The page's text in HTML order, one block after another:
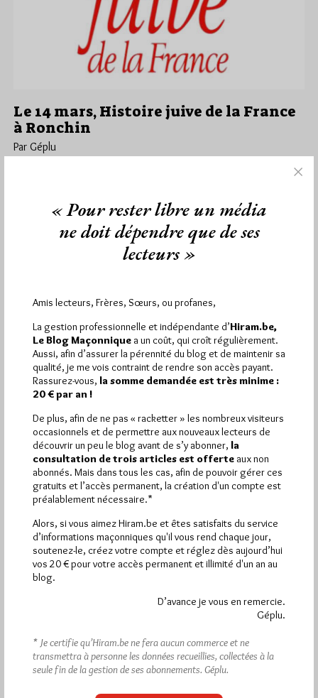
Le 14 mars, Histoire juive de la France
à Ronchin
Par Géplu
Lu 300 fois
inviter à la conférence débat qu'il organise…
visiteset 2 502 pages ont été lues (Source :
Pirsch.io)
Plus d’informations
« Pour rester libre un média
ne doit dépendre que de ses
lecteurs »
Amis lecteurs, Frères, Sœurs, ou profanes,
La gestion professionnelle et indépendante d’Hiram.be,
Le Blog Maçonnique a un coût, qui croît régulièrement.
Aussi, afin d’assurer la pérennité du blog et de maintenir sa
qualité, je me vois contraint de rendre son accès payant.
Rassurez-vous, la somme demandée est très minime :
20 € par an !
De plus, afin de ne pas « racketter » les nombreux visiteurs
occasionnels et de permettre aux nouveaux lecteurs de
découvrir un peu le blog avant de s’y abonner, la
consultation de trois articles est offerte aux non
abonnés. Mais dans tous les cas, afin de pouvoir gérer ces
gratuits et l’accès permanent, la création d'un compte est
préalablement nécessaire.*
Alors, si vous aimez Hiram.be et êtes satisfaits du service
d’informations maçonniques qu'il vous rend chaque jour,
soutenez-le, créez votre compte et réglez dès aujourd’hui
vos 20 € pour votre accès permanent et illimité d'un an au
blog.
D’avance je vous en remercie.
Géplu.
* Je certifie qu’Hiram.be ne fera aucun commerce et ne
transmettra à personne les données recueillies, collectées à la
seule fin de la gestion de ses abonnements. Géplu.